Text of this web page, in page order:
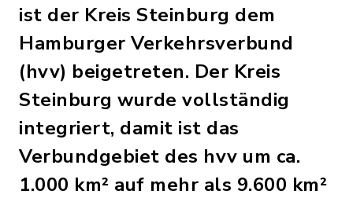
ist der Kreis Steinburg dem
Hamburger Verkehrsverbund
(hvv) beigetreten. Der Kreis
Steinburg wurde vollständig
integriert, damit ist das
Verbundgebiet des hvv um ca.
1.000 km² auf mehr als 9.600 km²